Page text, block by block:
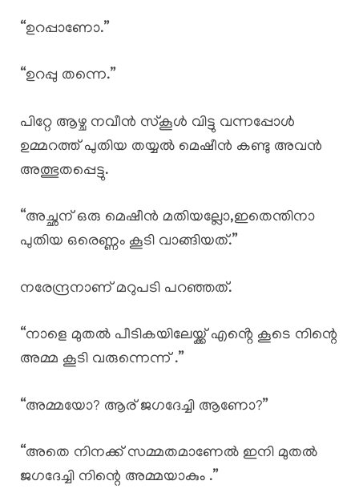
“ഉറപ്പാണോ.”
“ഉറപ്പു തന്നെ.”
പിറ്റേ ആഴ്ച നവീൻ സ്കൂൾ വിട്ടു വന്നപ്പോൾ
ഉമ്മറത്ത് പുതിയ തയ്യൽ മെഷീൻ കണ്ടു അവൻ
അത്ഭുതപ്പെട്ടു.
“അച്ഛന് ഒരു മെഷീൻ മതിയല്ലോ,ഇതെന്തിനാ
പുതിയ ഒരെണ്ണം കൂടി വാങ്ങിയത്.”
നരേന്ദ്രനാണ് മറുപടി പറഞ്ഞത്.
“നാളെ മുതൽ പീടികയിലേയ്ക്ക് എൻ്റെ കൂടെ നിന്റെ
അമ്മ കൂടി വരുന്നെന്ന് .”
“അമ്മയോ? ആര് ജഗദേച്ചി ആണോ?”
“അതെ നിനക്ക് സമ്മതമാണേൽ ഇനി മുതൽ
ജഗദേച്ചി നിന്റെ അമ്മയാകും .”